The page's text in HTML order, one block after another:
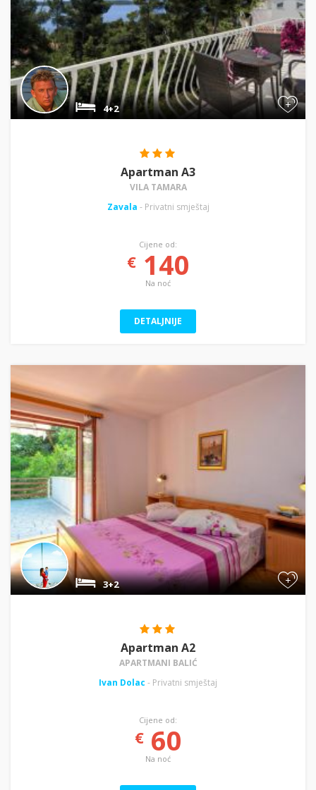
+
4+2
Apartman A3
VILA TAMARA
Zavala - Privatni smještaj
Cijene od:
€140
Na noć
DETALJNIJE
+
3+2
Apartman A2
APARTMANI BALIĆ
Ivan Dolac - Privatni smještaj
Cijene od:
€60
Na noć